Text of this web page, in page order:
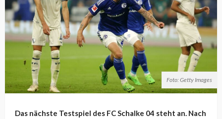
Foto: Getty Images
Das nächste Testspiel des FC Schalke 04 steht an. Nach